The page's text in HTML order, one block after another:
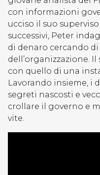
con informazioni
ucciso il suo
successivi, Peter
di denaro cercando
dell’organizzazione.
con quello di una
Lavorando insieme, i
segreti nascosti e
crollare il governo e
vite.